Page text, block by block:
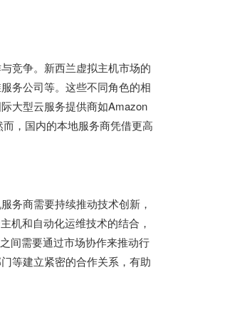
竞争。 新西兰虚拟主机市场的
务公司等。这些不同角色的相
大型云服务提供商如Amazon
，国内的本地服务商凭借更高
务商需要持续推动技术创新，
机和自动化运维技术的结合，
间需要通过市场协作来推动行
等建立紧密的合作关系，有助